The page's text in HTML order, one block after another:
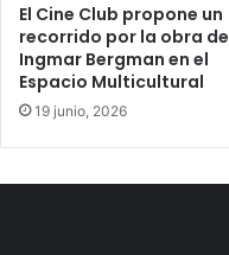
El Cine Club propone un
recorrido por la obra de
Ingmar Bergman en el
Espacio Multicultural
19 junio, 2026